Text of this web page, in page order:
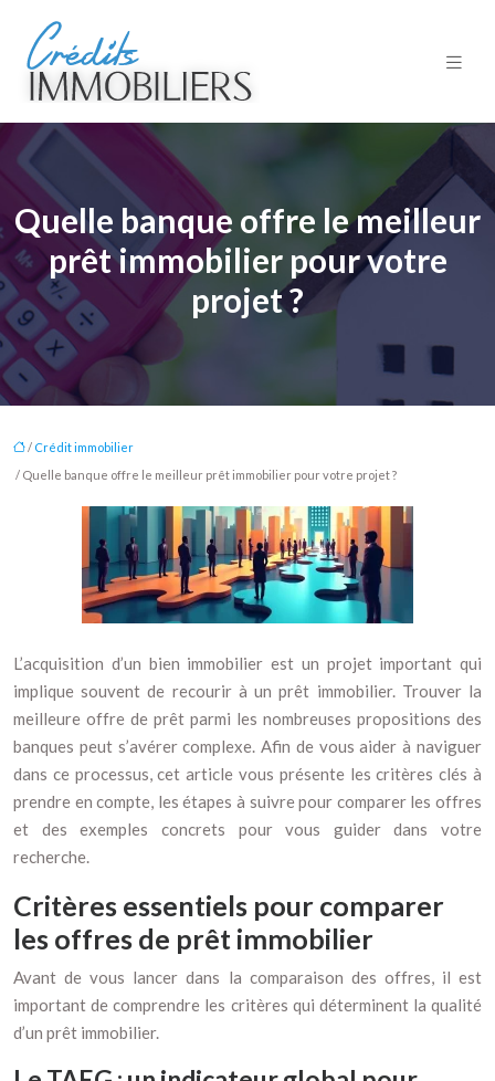
Quelle banque offre le meilleur
prêt immobilier pour votre
projet ?
/ Crédit immobilier
/ Quelle banque offre le meilleur prêt immobilier pour votre projet ?
L’acquisition d’un bien immobilier est un projet important qui
implique souvent de recourir à un prêt immobilier. Trouver la
meilleure offre de prêt parmi les nombreuses propositions des
banques peut s’avérer complexe. Afin de vous aider à naviguer
dans ce processus, cet article vous présente les critères clés à
prendre en compte, les étapes à suivre pour comparer les offres
et des exemples concrets pour vous guider dans votre
recherche.
Critères essentiels pour comparer
les offres de prêt immobilier
Avant de vous lancer dans la comparaison des offres, il est
important de comprendre les critères qui déterminent la qualité
d’un prêt immobilier.